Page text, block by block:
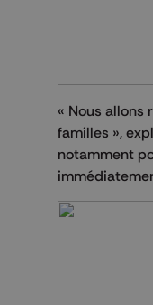
« Nous
familles »,
notamment